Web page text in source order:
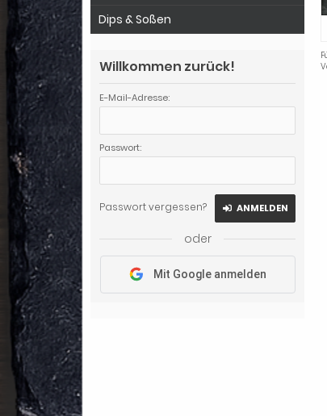
Dips & Soßen
Willkommen zurück!
E-Mail-Adresse:
Passwort:
Passwort vergessen? ANMELDEN
oder
Mit Google anmelden